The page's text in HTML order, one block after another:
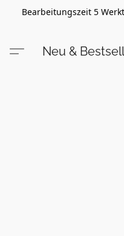
Bearbeitungszeit 5
Neu &